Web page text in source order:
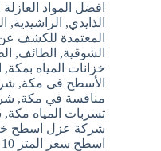
افضل المواد
الذايدي, الراشيدية,
المعتمدة للكشف
الشوقية, الطائف,
خزانات المياه بمكة,
الأسطح فى مكة,
منافسة في مكة,
تسربات المياه مكة,
شركة عزل اسطح